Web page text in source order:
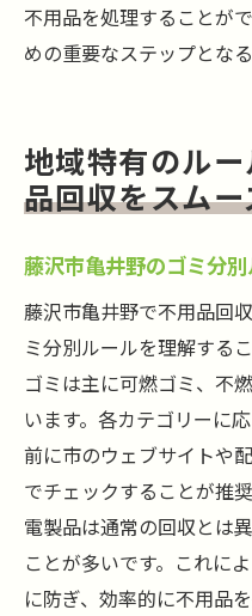
不用品を処理することが
めの重要なステップとなる
地域特有のル
品回収をスム
藤沢市亀井野のゴミ分
藤沢市亀井野で不用品回
ミ分別ルールを理解する
ゴミは主に可燃ゴミ、不
います。各カテゴリーに
前に市のウェブサイトや
でチェックすることが推
電製品は通常の回収とは
ことが多いです。これに
に防ぎ、効率的に不用品